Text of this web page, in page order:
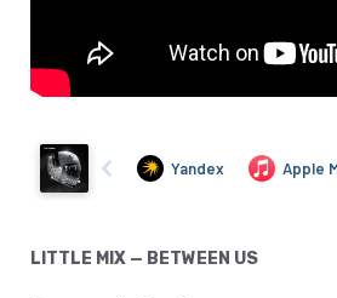
LITTLE MIX — BETWEEN US